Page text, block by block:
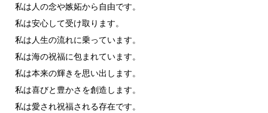
私は人の念や嫉妬から自由です。
私は安心して受け取ります。
私は人生の流れに乗っています。
私は海の祝福に包まれています。
私は本来の輝きを思い出します。
私は喜びと豊かさを創造します。
私は愛され祝福される存在です。